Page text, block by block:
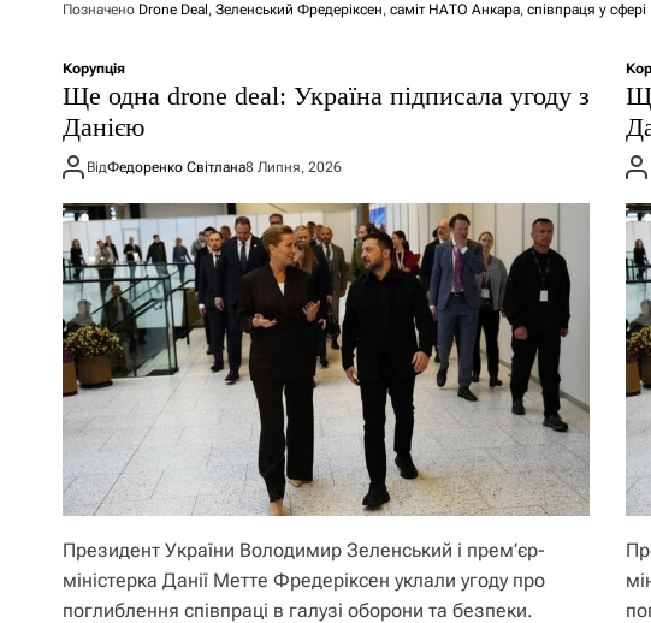
Позначено Drone Deal , Зеленський Фредеріксен, саміт НАТО Анкара, співпраця у
Корупція
Ще одна drone deal: Україна підписала угоду з
Данією
ВідФедоренко Світлана8 Липня, 2026
Президент України Володимир Зеленський і прем’єр-
міністерка Данії Метте Фредеріксен уклали угоду про
поглиблення співпраці в галузі оборони та безпеки.